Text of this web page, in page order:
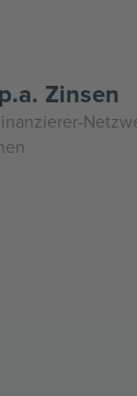
Zinsen